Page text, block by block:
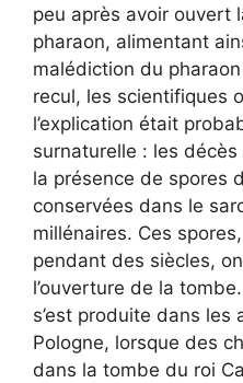
peu après avoir ouvert
pharaon, alimentant
malédiction du
recul, les scientifiques
l’explication était
surnaturelle : les
la présence de spores
conservées dans le
millénaires. Ces
pendant des siècles,
l’ouverture de la
s’est produite dans les
Pologne, lorsque des
dans la tombe du roi